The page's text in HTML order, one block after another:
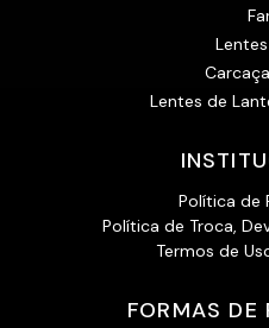
Lentes de
Política de
Política de Troca,
Termos de
FORMAS DE